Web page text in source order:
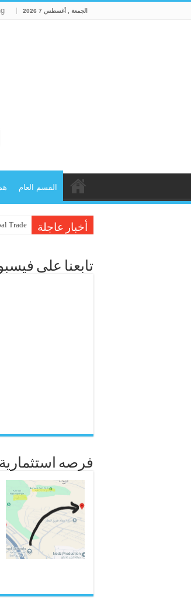
الجمعة , أغسطس 7 2026
القسم العام
أخبار عاجلة Trade
تابعنا على
فرصه